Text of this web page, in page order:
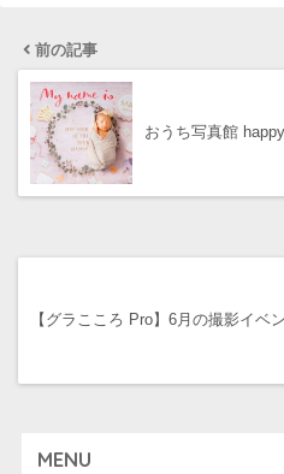
前の記事
おうち写真館
【グラこころ Pro】6月の撮影イベ
MENU